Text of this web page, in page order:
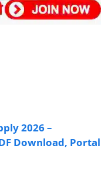
2026 –
Download, Portal